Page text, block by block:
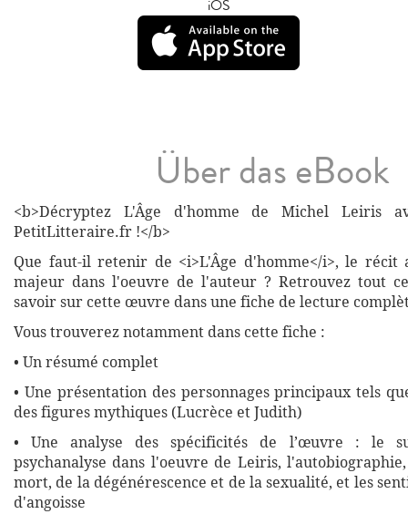
iOS
Über das eBook
<b>Décryptez L'Âge d'homme de Michel Leiris
PetitLitteraire.fr !</b>
Que faut-il retenir de <i>L'Âge d'homme</i>, le récit
majeur dans l'oeuvre de l'auteur ? Retrouvez tout
savoir sur cette œuvre dans une fiche de lecture
Vous trouverez notamment dans cette fiche :
• Un résumé complet
• Une présentation des personnages principaux tels
des figures mythiques (Lucrèce et Judith)
• Une analyse des spécificités de l’œuvre : le
psychanalyse dans l'oeuvre de Leiris,
mort, de la dégénérescence et de la sexualité, et les
d'angoisse